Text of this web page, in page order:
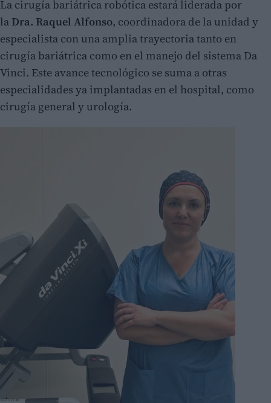
La cirugía bariátrica robótica estará liderada por
la Dra. Raquel Alfonso, coordinadora de la unidad y
especialista con una amplia trayectoria tanto en
cirugía bariátrica como en el manejo del sistema Da
Vinci. Este avance tecnológico se suma a otras
especialidades ya implantadas en el hospital, como
cirugía general y urología.